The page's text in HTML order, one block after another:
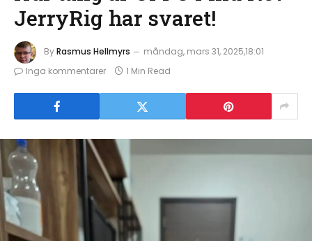
JerryRig har svaret!
ByRasmus Hellmyrs
måndag, mars 31, 2025,18:01
Inga kommentarer
1 Min Read